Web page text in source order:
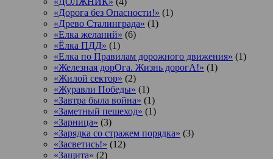
«Дорога без Опасности!» (1)
«Древо Сталинграда» (1)
«Елка желаний» (6)
«Ёлка ПДД» (1)
«Елка по Правилам дорожного движения» (1)
«Железная дорОга. Жизнь дорогА!» (1)
«Жилой сектор» (2)
«Журавли Победы» (1)
«Завтра была война» (1)
«Заметный пешеход» (1)
«Зарница» (3)
«Зарядка со стражем порядка» (3)
«Засветись!» (12)
«Защита» (2)